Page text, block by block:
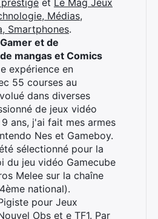
et Le Mag Jeux
Médias,
Smartphones.
et de
mangas et Comics
expérience en
55 courses au
dans diverses
de jeux vidéo
ans, j'ai fait mes armes
Nes et Gameboy.
sélectionné pour la
du jeu vidéo Gamecube
Melee sur la chaîne
national).
pour Jeux
Obs et e TF1. Par